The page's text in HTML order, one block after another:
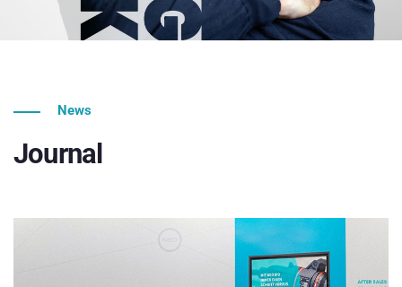
News
Journal